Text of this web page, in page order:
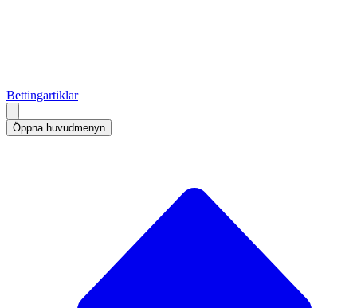
Bettingartiklar
Öppna huvudmenyn